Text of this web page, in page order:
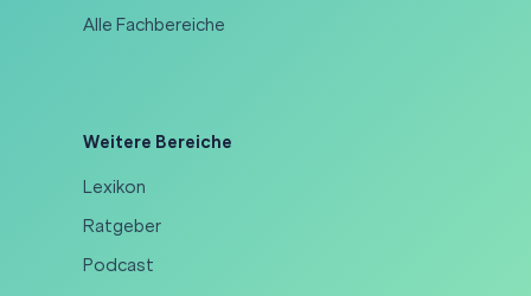
Alle Fachbereiche
Weitere Bereiche
Lexikon
Ratgeber
Podcast